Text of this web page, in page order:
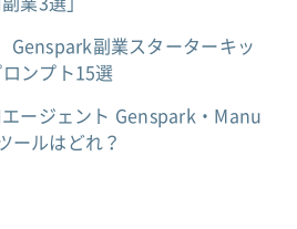
Genspark副業スターターキッ
ンプト15選
エージェント Genspark・Manu
ールはどれ？